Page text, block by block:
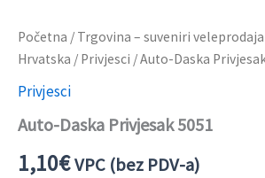
Početna / Trgovina – suveniri veleprodaja
Hrvatska / Privjesci / Auto-Daska
Privjesci
Auto-Daska Privjesak 5051
1,10€VPC (bez PDV-a)